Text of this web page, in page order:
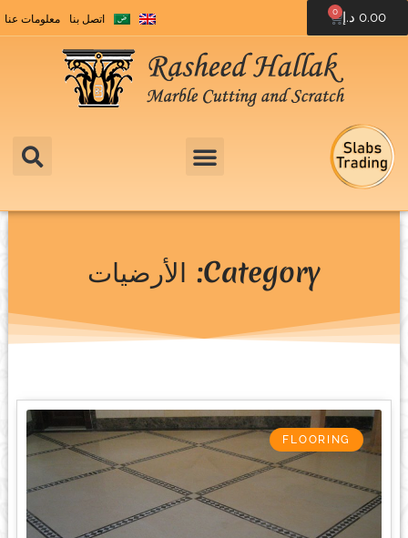
0.00 د.إ 0
اتصل بنا معلومات عنا
Category: الأرضيات
FLOORING